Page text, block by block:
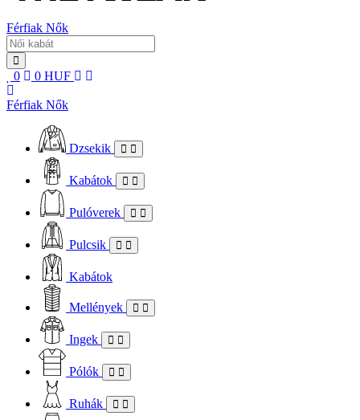
Férfiak Nők
0 0 HUF
Férfiak Nők
Dzsekik
Kabátok
Pulóverek
Pulcsik
Kabátok
Mellények
Ingek
Pólók
Ruhák